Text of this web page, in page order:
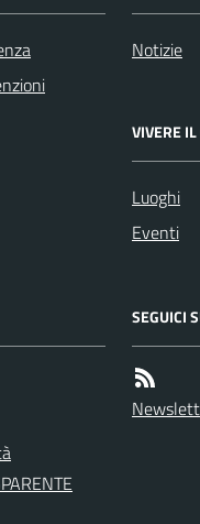
Notizie
VIVERE
Luoghi
Eventi
SEGUICI